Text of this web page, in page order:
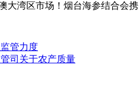
湾区市场！烟台海参结合会
管力度
司关于农产质量